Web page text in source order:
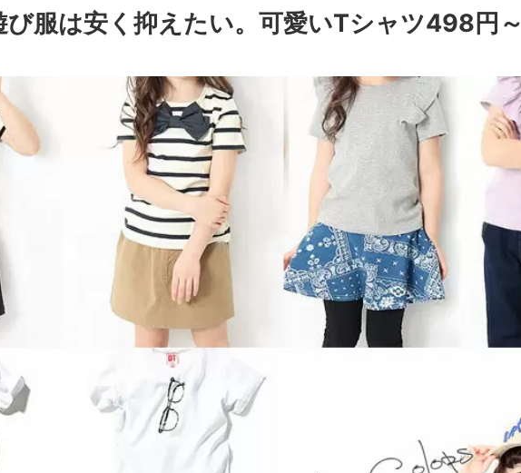
び服は安く抑えたい。可愛いTシャツ498円～